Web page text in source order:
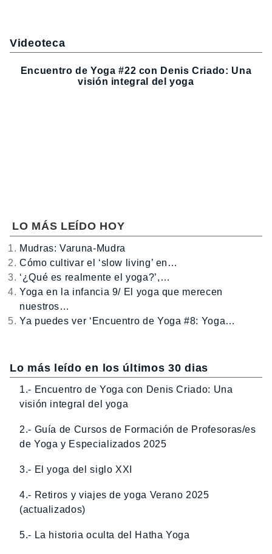
Videoteca
Encuentro de Yoga #22 con Denis Criado: Una
visión integral del yoga
LO MÁS LEÍDO HOY
Mudras: Varuna-Mudra
Cómo cultivar el ‘slow living’ en…
‘¿Qué es realmente el yoga?’,…
Yoga en la infancia 9/ El yoga que merecen
nuestros…
Ya puedes ver ‘Encuentro de Yoga #8: Yoga…
Lo más leído en los últimos 30 dias
1.- Encuentro de Yoga con Denis Criado: Una
visión integral del yoga
2.- Guía de Cursos de Formación de Profesoras/es
de Yoga y Especializados 2025
3.- El yoga del siglo XXI
4.- Retiros y viajes de yoga Verano 2025
(actualizados)
5.- La historia oculta del Hatha Yoga